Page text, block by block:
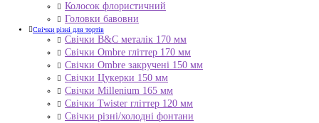
Колосок флористичний
Головки бавовни
Свічки різні для тортів
Свічки B&C металік 170 мм
Свічки Ombre гліттер 170 мм
Свічки Ombre закручені 150 мм
Свічки Цукерки 150 мм
Свічки Millenium 165 мм
Свічки Twister гліттер 120 мм
Свічки різні/холодні фонтани